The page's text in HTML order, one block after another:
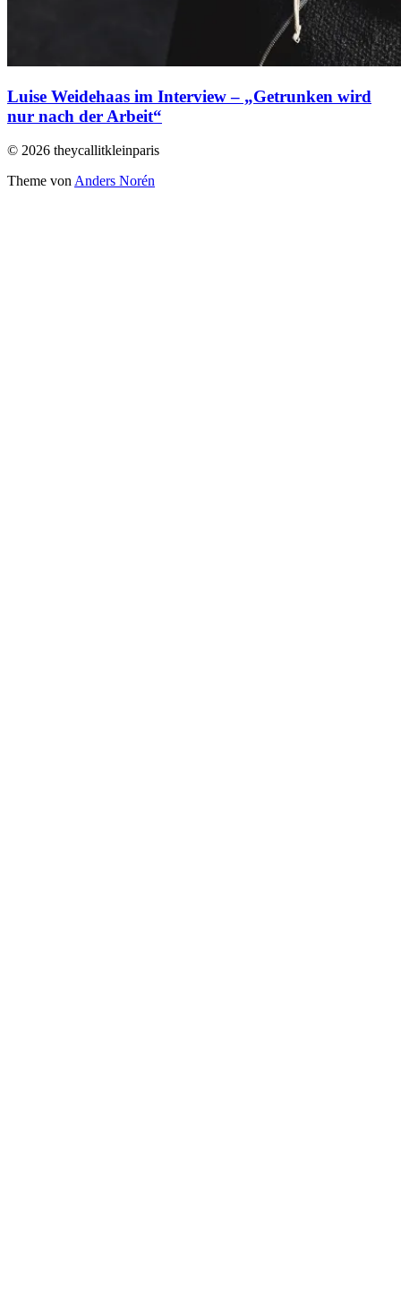
Luise Weidehaas im Interview – „Getrunken wird
nur nach der Arbeit“
© 2026 theycallitkleinparis
Theme vonAnders Norén